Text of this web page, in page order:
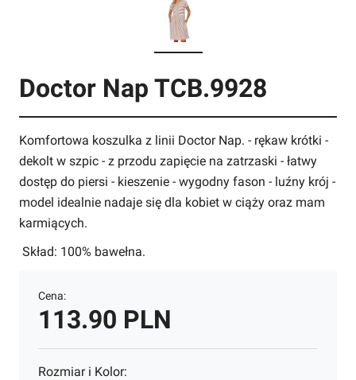
Doctor Nap TCB.9928
Komfortowa koszulka z linii Doctor Nap. - rękaw krótki -
dekolt w szpic - z przodu zapięcie na zatrzaski - łatwy
dostęp do piersi - kieszenie - wygodny fason - luźny krój -
model idealnie nadaje się dla kobiet w ciąży oraz mam
karmiących.
Skład: 100% bawełna.
Cena:
113.90 PLN
Rozmiar i Kolor: